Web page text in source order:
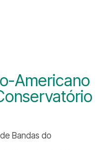
Americano
Bandas do